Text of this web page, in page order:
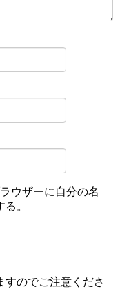
ウザーに自分の名
。
すのでご注意くださ